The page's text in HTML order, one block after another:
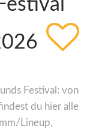
Festival: von
du hier alle
Lineup,